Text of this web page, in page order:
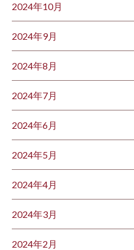
2024年10月
2024年9月
2024年8月
2024年7月
2024年6月
2024年5月
2024年4月
2024年3月
2024年2月